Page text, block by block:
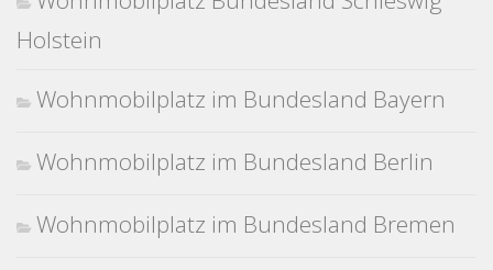
Holstein
Wohnmobilplatz im Bundesland Bayern
Wohnmobilplatz im Bundesland Berlin
Wohnmobilplatz im Bundesland Bremen